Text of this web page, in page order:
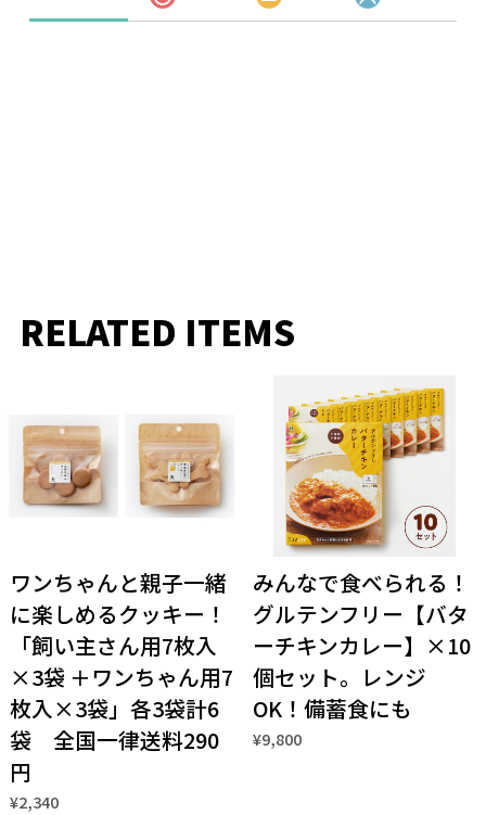
RELATED ITEMS
ワンちゃんと親子一緒
に楽しめるクッキー！
「飼い主さん用7枚入
×3袋 ＋ワンちゃん用7
枚入×3袋」各3袋計6
袋 全国一律送料290
円
¥2,340
みんなで食べられる！
グルテンフリー【バタ
ーチキンカレー】×10
個セット。レンジ
OK！備蓄食にも
¥9,800